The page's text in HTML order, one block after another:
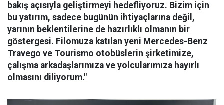
bakış açısıyla geliştirmeyi hedefliyoruz. Bizim için
bu yatırım, sadece bugünün ihtiyaçlarına değil,
yarının beklentilerine de hazırlıklı olmanın bir
göstergesi. Filomuza katılan yeni Mercedes-Benz
Travego ve Tourismo otobüslerin şirketimize,
çalışma arkadaşlarımıza ve yolcularımıza hayırlı
olmasını diliyorum."